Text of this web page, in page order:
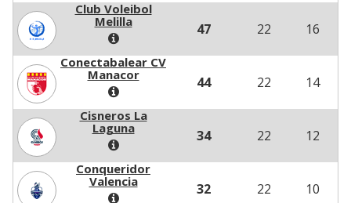
Club Voleibol
Melilla
47 22 16
Conectabalear CV
Manacor
44 22 14
Cisneros La
Laguna
34 22 12
Conqueridor
Valencia
32 22 10